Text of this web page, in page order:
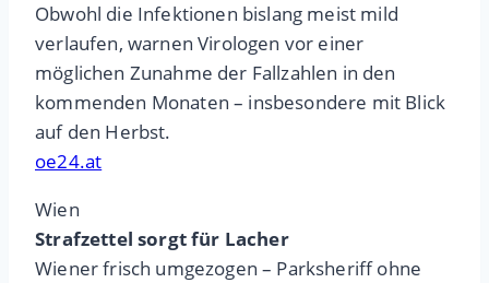
Obwohl die Infektionen bislang meist mild
verlaufen, warnen Virologen vor einer
möglichen Zunahme der Fallzahlen in den
kommenden Monaten – insbesondere mit Blick
auf den Herbst.
oe24.at
Wien
Strafzettel sorgt für Lacher
Wiener frisch umgezogen – Parksheriff ohne